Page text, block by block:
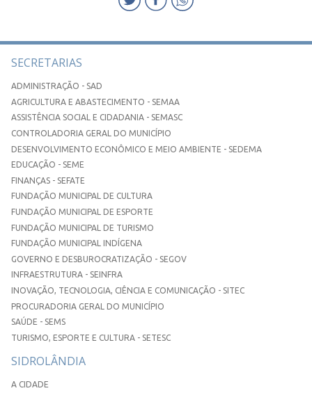
SECRETARIAS
ADMINISTRAÇÃO - SAD
AGRICULTURA E ABASTECIMENTO - SEMAA
ASSISTÊNCIA SOCIAL E CIDADANIA - SEMASC
CONTROLADORIA GERAL DO MUNICÍPIO
DESENVOLVIMENTO ECONÔMICO E MEIO AMBIENTE - SEDEMA
EDUCAÇÃO - SEME
FINANÇAS - SEFATE
FUNDAÇÃO MUNICIPAL DE CULTURA
FUNDAÇÃO MUNICIPAL DE ESPORTE
FUNDAÇÃO MUNICIPAL DE TURISMO
FUNDAÇÃO MUNICIPAL INDÍGENA
GOVERNO E DESBUROCRATIZAÇÃO - SEGOV
INFRAESTRUTURA - SEINFRA
INOVAÇÃO, TECNOLOGIA, CIÊNCIA E COMUNICAÇÃO - SITEC
PROCURADORIA GERAL DO MUNICÍPIO
SAÚDE - SEMS
TURISMO, ESPORTE E CULTURA - SETESC
SIDROLÂNDIA
A CIDADE